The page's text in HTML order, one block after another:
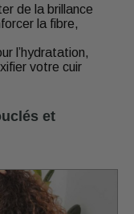
de la brillance
la fibre,
l’hydratation,
votre cuir
et